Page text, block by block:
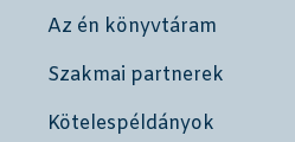
Az én könyvtáram
Szakmai partnerek
Kötelespéldányok